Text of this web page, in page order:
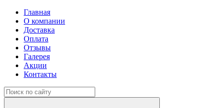
Главная
О компании
Доставка
Оплата
Отзывы
Галерея
Акции
Контакты